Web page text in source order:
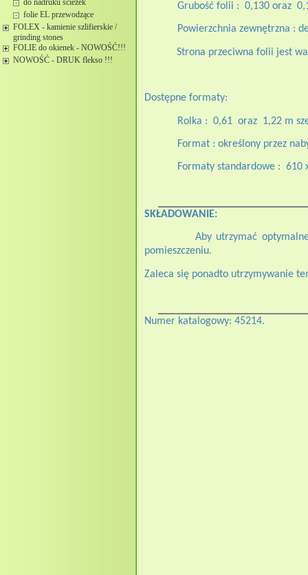
do nadruku ścieżek
folie EL przewodzące
FOLEX - kamienie szlifierskie /
grinding stones
FOLIE do okienek - NOWOŚĆ!!!
NOWOŚĆ - DRUK flekso !!!
Grubość folii : 0,130 oraz
Powierzchnia zewnętrzna :
Strona przeciwna folii jest
Dostępne formaty:
Rolka : 0,61 oraz 1,22 m
Format : określony przez
Formaty standardowe : 610
SKŁADOWANIE:
Aby utrzymać
pomieszczeniu.
Zaleca się ponadto utrzymywanie
Numer katalogowy: 45214.